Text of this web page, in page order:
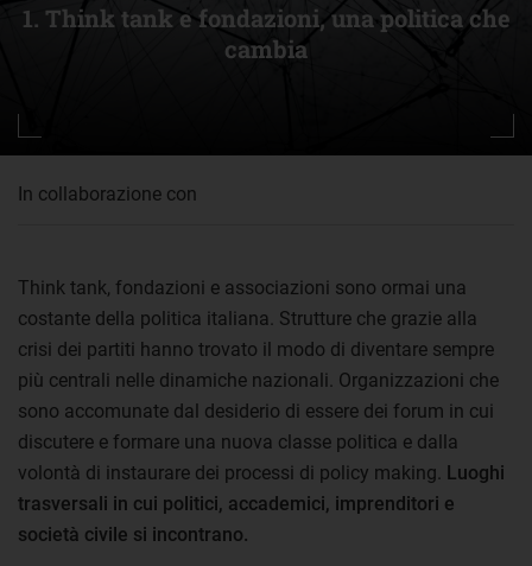
1. Think tank e fondazioni, una politica che
cambia
In collaborazione con
Think tank, fondazioni e associazioni sono ormai una
costante della politica italiana. Strutture che grazie alla
crisi dei partiti hanno trovato il modo di diventare sempre
più centrali nelle dinamiche nazionali. Organizzazioni che
sono accomunate dal desiderio di essere dei forum in cui
discutere e formare una nuova classe politica e dalla
volontà di instaurare dei processi di policy making. Luoghi
trasversali in cui politici, accademici, imprenditori e
società civile si incontrano.